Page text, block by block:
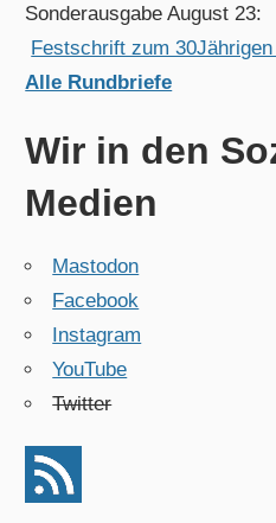
Sonderausgabe August 23:
Festschrift zum
Alle Rundbriefe
Wir in den
Medien
Mastodon
Facebook
Instagram
YouTube
Twitter